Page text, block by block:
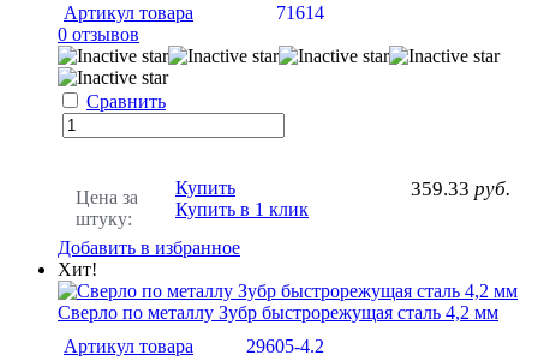
Артикул товара
71614
0 отзывов
Сравнить
Цена за
штуку:
359.33 руб.
Купить
Купить в 1 клик
Добавить в избранное
Хит!
Сверло по металлу Зубр быстрорежущая сталь 4,2 мм
Артикул товара
29605-4.2